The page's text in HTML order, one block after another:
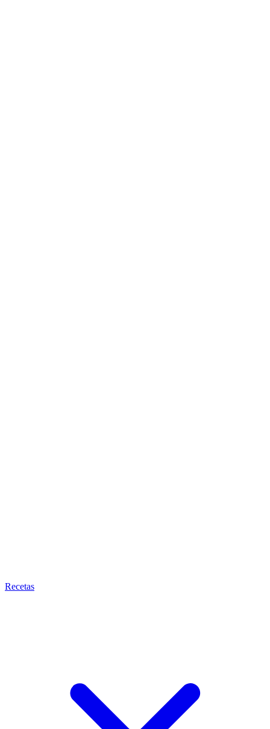
Recetas